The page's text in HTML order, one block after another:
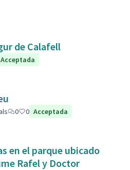
de Calafell
Acceptada
0 0 Acceptada
en el parque ubicado
Rafel y Doctor